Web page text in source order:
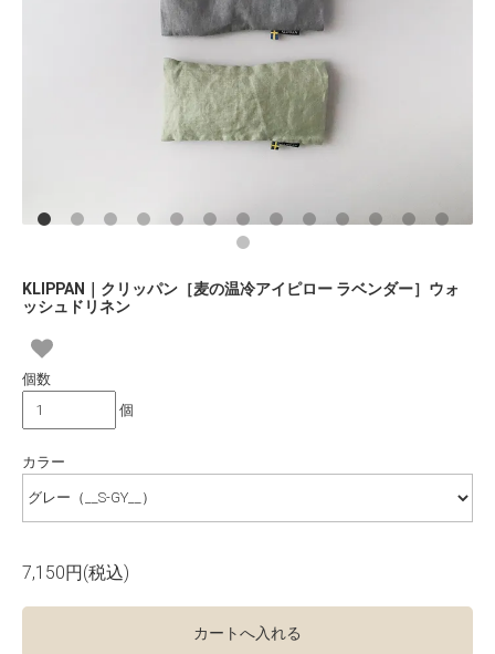
KLIPPAN｜クリッパン［麦の温冷アイピロー ラベンダー］ウォ
ッシュドリネン
個数
個
カラー
7,150円(税込)
カートへ入れる